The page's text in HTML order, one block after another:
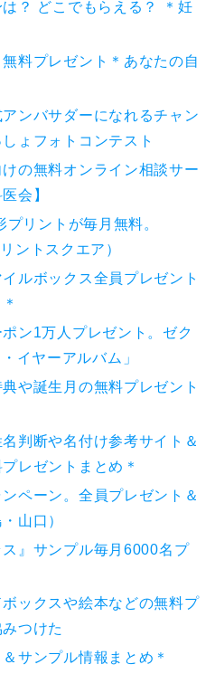
？ どこでもらえる？ ＊妊
料プレゼント＊あなたの自
ンバサダーになれるチャン
ょフォトコンテスト
の無料オンライン相談サー
会】
プリントが毎月無料。
ントスクエア）
ルボックス全員プレゼント
ン1万人プレゼント。ゼク
イヤーアルバム」
や誕生月の無料プレゼント
名判断や名付け参考サイト＆
レゼントまとめ＊
ペーン。全員プレゼント＆
山口）
』サンプル毎月6000名プ
ックスや絵本などの無料プ
つけた
サンプル情報まとめ＊